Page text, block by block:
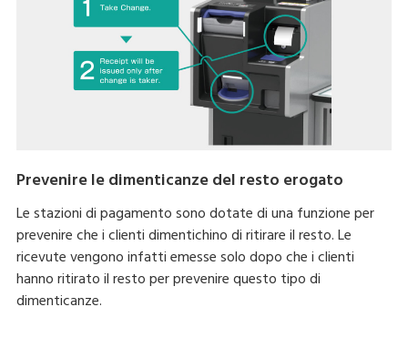
Prevenire le dimenticanze del resto erogato
Le stazioni di pagamento sono dotate di una funzione per
prevenire che i clienti dimentichino di ritirare il resto. Le
ricevute vengono infatti emesse solo dopo che i clienti
hanno ritirato il resto per prevenire questo tipo di
dimenticanze.